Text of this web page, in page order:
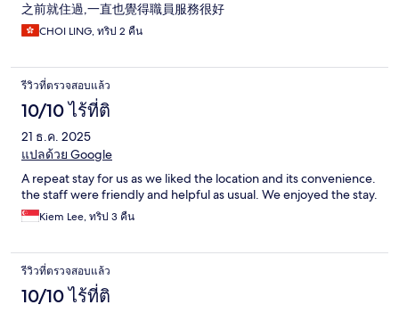
之前就住過,一直也覺得職員服務很好
CHOI LING, ทริป 2 คืน
รีวิวที่ตรวจสอบแล้ว
10/10 ไร้ที่ติ
21 ธ.ค. 2025
แปลด้วย Google
A repeat stay for us as we liked the location and its convenience.
the staff were friendly and helpful as usual. We enjoyed the stay.
Kiem Lee, ทริป 3 คืน
รีวิวที่ตรวจสอบแล้ว
10/10 ไร้ที่ติ